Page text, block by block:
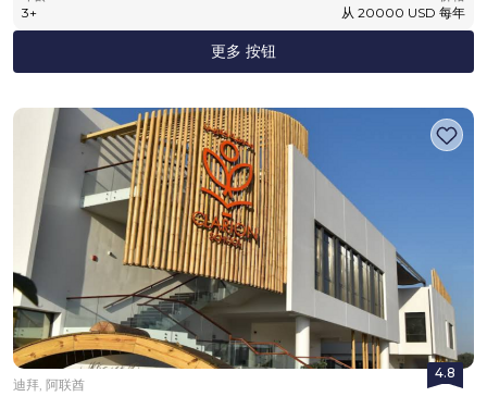
3+
从 20000 USD 每年
更多 按钮
4.8
迪拜, 阿联酋